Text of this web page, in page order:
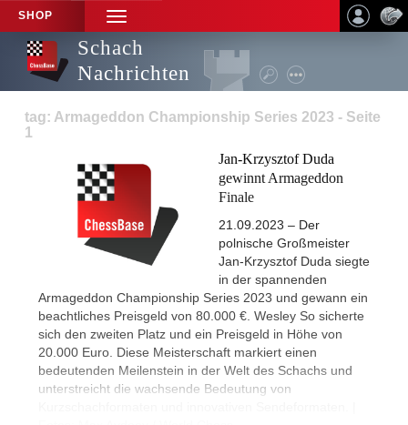
SHOP
TOGGLE
NAVIGATION
Schach
Nachrichten
tag: Armageddon Championship Series 2023 - Seite
1
Jan-Krzysztof Duda
gewinnt Armageddon
Finale
21.09.2023 – Der
polnische Großmeister
Jan-Krzysztof Duda siegte
in der spannenden
Armageddon Championship Series 2023 und gewann ein
beachtliches Preisgeld von 80.000 €. Wesley So sicherte
sich den zweiten Platz und ein Preisgeld in Höhe von
20.000 Euro. Diese Meisterschaft markiert einen
bedeutenden Meilenstein in der Welt des Schachs und
unterstreicht die wachsende Bedeutung von